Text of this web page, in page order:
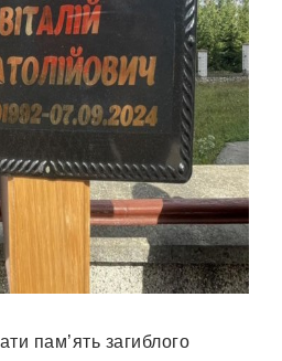
пам’ять загиблого